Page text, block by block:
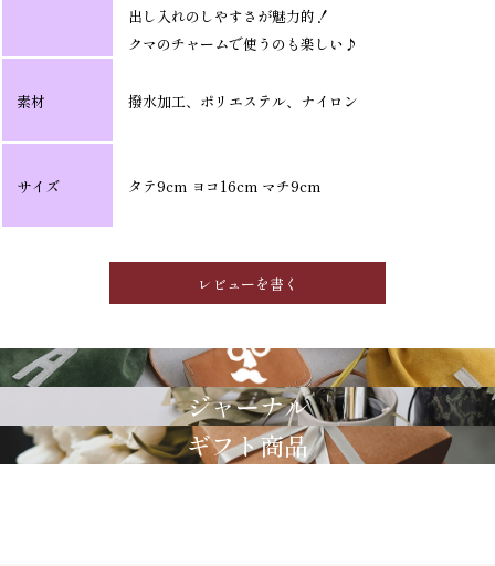
出し入れのしやすさが魅力的！
クマのチャームで使うのも楽しい♪
素材 撥水加工、ポリエステル、ナイロン
サイズ タテ9cm ヨコ16cm マチ9cm
レビューを書く
GRIMM LAB
ジャーナル
ギフト商品